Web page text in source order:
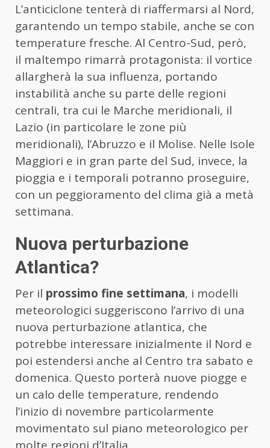
L’anticiclone tenterà di riaffermarsi al Nord,
garantendo un tempo stabile, anche se con
temperature fresche. Al Centro-Sud, però,
il maltempo rimarrà protagonista: il vortice
allargherà la sua influenza, portando
instabilità anche su parte delle regioni
centrali, tra cui le Marche meridionali, il
Lazio (in particolare le zone più
meridionali), l’Abruzzo e il Molise. Nelle Isole
Maggiori e in gran parte del Sud, invece, la
pioggia e i temporali potranno proseguire,
con un peggioramento del clima già a metà
settimana.
Nuova perturbazione
Atlantica?
Per il prossimo fine settimana, i modelli
meteorologici suggeriscono l’arrivo di una
nuova perturbazione atlantica, che
potrebbe interessare inizialmente il Nord e
poi estendersi anche al Centro tra sabato e
domenica. Questo porterà nuove piogge e
un calo delle temperature, rendendo
l’inizio di novembre particolarmente
movimentato sul piano meteorologico per
molte regioni d’Italia.